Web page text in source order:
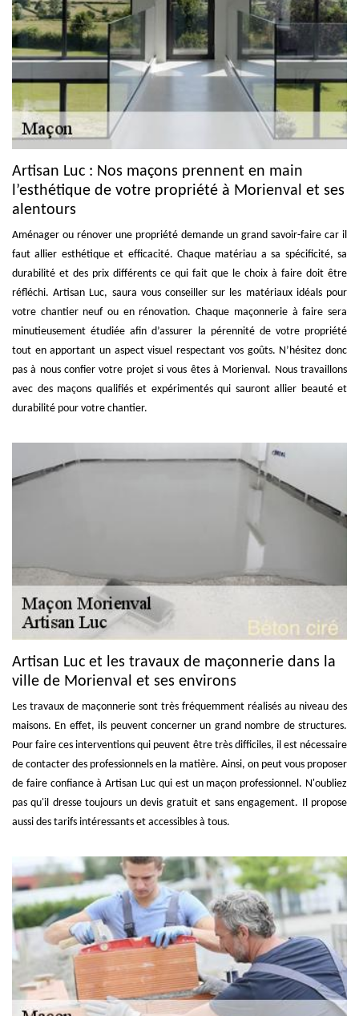
Artisan Luc : Nos maçons prennent en main
l’esthétique de votre propriété à Morienval et ses
alentours
Aménager ou rénover une propriété demande un grand savoir-faire car il
faut allier esthétique et efficacité. Chaque matériau a sa spécificité, sa
durabilité et des prix différents ce qui fait que le choix à faire doit être
réfléchi. Artisan Luc, saura vous conseiller sur les matériaux idéals pour
votre chantier neuf ou en rénovation. Chaque maçonnerie à faire sera
minutieusement étudiée afin d’assurer la pérennité de votre propriété
tout en apportant un aspect visuel respectant vos goûts. N’hésitez donc
pas à nous confier votre projet si vous êtes à Morienval. Nous travaillons
avec des maçons qualifiés et expérimentés qui sauront allier beauté et
durabilité pour votre chantier.
Artisan Luc et les travaux de maçonnerie dans la
ville de Morienval et ses environs
Les travaux de maçonnerie sont très fréquemment réalisés au niveau des
maisons. En effet, ils peuvent concerner un grand nombre de structures.
Pour faire ces interventions qui peuvent être très difficiles, il est nécessaire
de contacter des professionnels en la matière. Ainsi, on peut vous proposer
de faire confiance à Artisan Luc qui est un maçon professionnel. N'oubliez
pas qu'il dresse toujours un devis gratuit et sans engagement. Il propose
aussi des tarifs intéressants et accessibles à tous.